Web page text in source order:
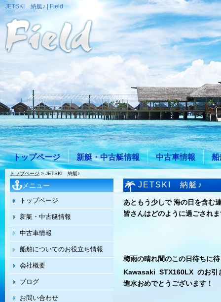
JETSKI 納艇♪ | Field
トップページ 新艇・中古艇情報 中古車情報 船
トップページ > JETSKI 納艇♪
JETSKI 納艇♪
あともう少しで 海の日を含む
皆さんはどのように過ごされ
梅雨の晴れ間のこの日待ちに
Kawasaki STX160LX のお引
進水おめでとうございます！
メニュー
トップページ
新艇・中古艇情報
中古車情報
船舶についてのお役立ち情報
会社概要
ブログ
お問い合わせ